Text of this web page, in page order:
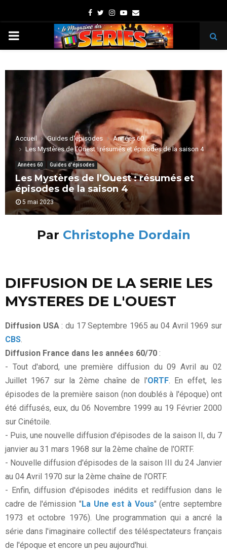
Facebook
TwitterInstagram
Youtube
Email
PRIMARY
Accueil Guides d'épisodes
Années 60
Les Mystères de l’Ouest : résumés et épisodes de la saison 4
Années 60 Guides d'épisodes
Les Mystères de l’Ouest : résumés et
épisodes de la saison 4
5 mai 2023
Par Christophe Dordain
DIFFUSION DE LA SERIE LES
MYSTERES DE L'OUEST
Diffusion USA : du 17 Septembre 1965 au 04 Avril 1969 sur
CBS
Diffusion France dans les années 60/70 :
- Tout d'abord, une première diffusion du 09 Avril au 02
Juillet 1967 sur la 2ème chaîne de l'ORTF . En effet, les
épisodes de la première saison (non doublés à l'époque) ont
été diffusés, eux, du 06 Novembre 1999 au 19 Février 2000
sur Cinétoile.
- Puis, une nouvelle diffusion d'épisodes de la saison II, du 7
janvier au 31 mars 1968 sur la 2ème chaîne de l'ORTF.
- Nouvelle diffusion d'épisodes de la saison III du 24 Janvier
au 04 Avril 1970 sur la 2ème chaîne de l'ORTF.
- Enfin, diffusion d'épisodes inédits et rediffusion dans le
cadre de l'émission "La Une est à Vous" (entre septembre
1973 et octobre 1976). Une programmation qui a ancré la
série dans l'imaginaire collectif des téléspectateurs français
de l'époque et encore un peu aujourd'hui.